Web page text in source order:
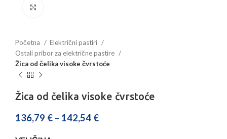
Početna
Električni pastiri
Ostali pribor za električne pastire
Žica od čelika visoke čvrstoće
Žica od čelika visoke čvrstoće
136,79 € – 142,54 €